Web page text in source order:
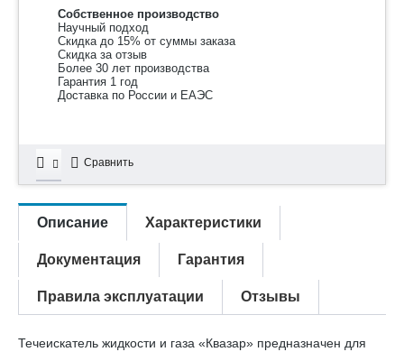
Собственное производство
Научный подход
Скидка до 15% от суммы заказа
Скидка за отзыв
Более 30 лет производства
Гарантия 1 год
Доставка по России и ЕАЭС
Сравнить
Описание Характеристики
Документация Гарантия
Правила эксплуатации Отзывы
Течеискатель жидкости и газа «Квазар» предназначен для